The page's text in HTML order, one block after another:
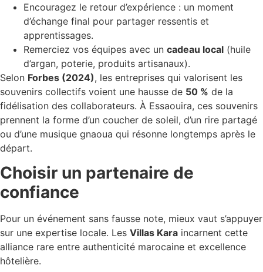
Encouragez le retour d’expérience : un moment
d’échange final pour partager ressentis et
apprentissages.
Remerciez vos équipes avec un cadeau local (huile
d’argan, poterie, produits artisanaux).
Selon Forbes (2024), les entreprises qui valorisent les
souvenirs collectifs voient une hausse de 50 % de la
fidélisation des collaborateurs. À Essaouira, ces souvenirs
prennent la forme d’un coucher de soleil, d’un rire partagé
ou d’une musique gnaoua qui résonne longtemps après le
départ.
Choisir un partenaire de
confiance
Pour un événement sans fausse note, mieux vaut s’appuyer
sur une expertise locale. Les Villas Kara incarnent cette
alliance rare entre authenticité marocaine et excellence
hôtelière.